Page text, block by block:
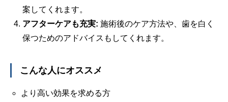
案してくれます。
アフターケアも充実: 施術後のケア方法や、歯を白く
保つためのアドバイスもしてくれます。
こんな人にオススメ
より高い効果を求める方